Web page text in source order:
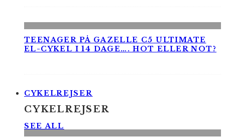
TEENAGER PÅ GAZELLE C5 ULTIMATE
EL-CYKEL I 14 DAGE…. HOT ELLER NOT?
CYKELREJSER
CYKELREJSER
SEE ALL